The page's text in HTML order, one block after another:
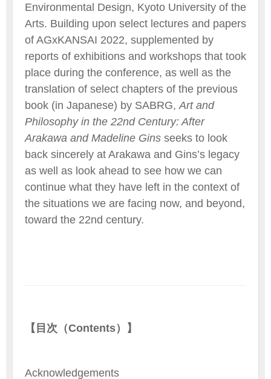
Environmental Design, Kyoto University of the
Arts. Building upon select lectures and papers
of AGxKANSAI 2022, supplemented by
reports of exhibitions and workshops that took
place during the conference, as well as the
translation of select chapters of the previous
book (in Japanese) by SABRG, Art and
Philosophy in the 22nd Century: After
Arakawa and Madeline Gins seeks to look
back sincerely at Arakawa and Gins’s legacy
as well as look ahead to see how we can
continue what they have left in the context of
the situations we are facing now, and beyond,
toward the 22nd century.
【目次（Contents）】
Acknowledgements